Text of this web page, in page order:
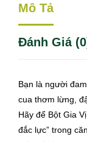
Mô Tả
Đánh Giá
Bạn là người
cua thơm lừng,
Hãy để Bột Gia
đắc lực” trong